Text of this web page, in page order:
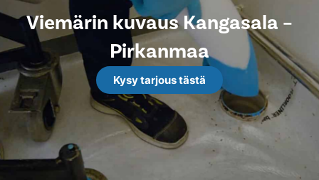
Viemärin kuvaus Kangasala –
Pirkanmaa
Kysy tarjous tästä